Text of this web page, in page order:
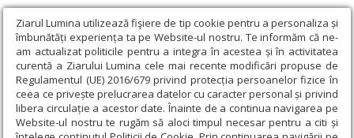
Ziarul Lumina utilizează fişiere de tip cookie pentru a personaliza și
îmbunătăți experiența ta pe Website-ul nostru. Te informăm că ne-
am actualizat politicile pentru a integra în acestea și în activitatea
curentă a Ziarului Lumina cele mai recente modificări propuse de
Regulamentul (UE) 2016/679 privind protecția persoanelor fizice în
ceea ce privește prelucrarea datelor cu caracter personal și privind
libera circulație a acestor date. Înainte de a continua navigarea pe
Website-ul nostru te rugăm să aloci timpul necesar pentru a citi și
Ziarul Lumina › 12 iulie 2022 - Articole asociate